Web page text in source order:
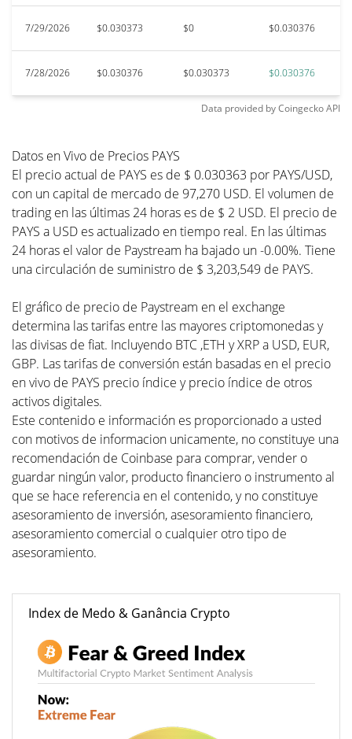
7/29/2026 $0.030373 $0 $0.030376
7/28/2026 $0.030376 $0.030373 $0.030376
Data provided byCoingeckoAPI
Datos en Vivo de Precios PAYS
El precio actual de PAYS es de $ 0.030363 por PAYS/USD,
con un capital de mercado de 97,270 USD. El volumen de
trading en las últimas 24 horas es de $ 2 USD. El precio de
PAYS a USD es actualizado en tiempo real. En las últimas
24 horas el valor de Paystream ha bajado un -0.00%. Tiene
una circulación de suministro de $ 3,203,549 de PAYS.
El gráfico de precio de Paystream en el exchange
determina las tarifas entre las mayores criptomonedas y
las divisas de fiat. Incluyendo BTC ,ETH y XRP a USD, EUR,
GBP. Las tarifas de conversión están basadas en el precio
en vivo de PAYS precio índice y precio índice de otros
activos digitales.
Este contenido e información es proporcionado a usted
con motivos de informacion unicamente, no constituye una
recomendación de Coinbase para comprar, vender o
guardar ningún valor, producto financiero o instrumento al
que se hace referencia en el contenido, y no constituye
asesoramiento de inversión, asesoramiento financiero,
asesoramiento comercial o cualquier otro tipo de
asesoramiento.
Index de Medo & Ganância Crypto